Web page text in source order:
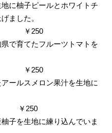
に柚子ピールとホワイトチ
ました。
ン ￥250
で育てたフルーツトマトを
￥250
ールスメロン果汁を生地に
250
子を生地に練り込んでいま